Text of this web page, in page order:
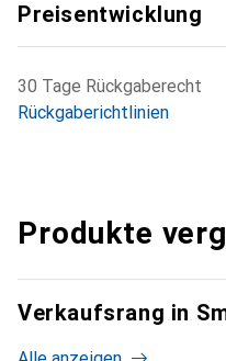
Preisentwicklung
30 Tage Rückgaberecht
Rückgaberichtlinien
Produkte
Verkaufsrang in